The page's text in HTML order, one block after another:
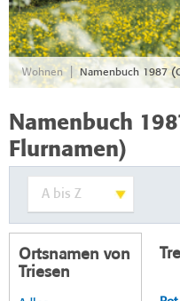
Wohnen Namenbuch 1987
Namenbuch
Flurnamen)
Ortsnamen von
Triesen